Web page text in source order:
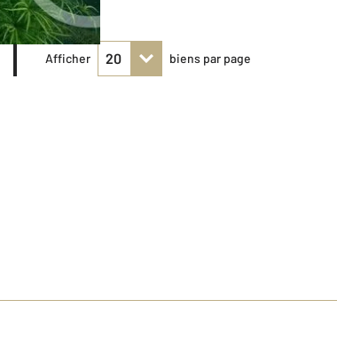
Afficher biens par page